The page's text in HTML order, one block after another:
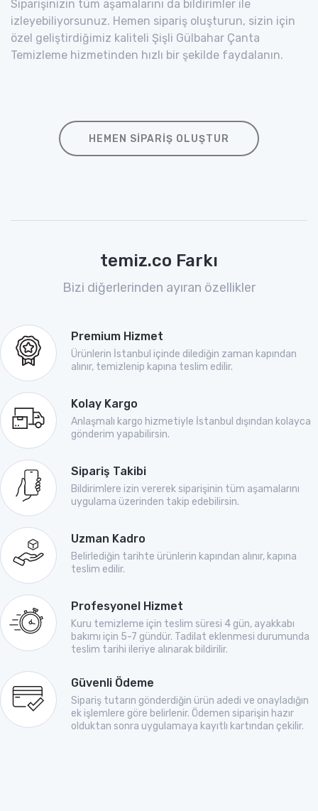
Siparişinizin tüm aşamalarını da bildirimler ile
izleyebiliyorsunuz. Hemen sipariş oluşturun, sizin için
özel geliştirdiğimiz kaliteli Şişli Gülbahar Çanta
Temizleme hizmetinden hızlı bir şekilde faydalanın.
HEMEN SIPARIŞ OLUŞTUR
temiz.co Farkı
Bizi diğerlerinden ayıran özellikler
Premium Hizmet
Ürünlerin İstanbul içinde dilediğin zaman kapından
alınır, temizlenip kapına teslim edilir.
Kolay Kargo
Anlaşmalı kargo hizmetiyle İstanbul dışından kolayca
gönderim yapabilirsin.
Sipariş Takibi
Bildirimlere izin vererek siparişinin tüm aşamalarını
uygulama üzerinden takip edebilirsin.
Uzman Kadro
Belirlediğin tarihte ürünlerin kapından alınır, kapına
teslim edilir.
Profesyonel Hizmet
Kuru temizleme için teslim süresi 4 gün, ayakkabı
bakımı için 5-7 gündür. Tadilat eklenmesi durumunda
teslim tarihi ileriye alınarak bildirilir.
Güvenli Ödeme
Sipariş tutarın gönderdiğin ürün adedi ve onayladığın
ek işlemlere göre belirlenir. Ödemen siparişin hazır
olduktan sonra uygulamaya kayıtlı kartından çekilir.